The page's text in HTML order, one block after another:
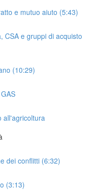
e mutuo aiuto (5:43)
CSA e gruppi di acquisto
(10:29)
all'agricoltura
dei conflitti (6:32)
(3:13)